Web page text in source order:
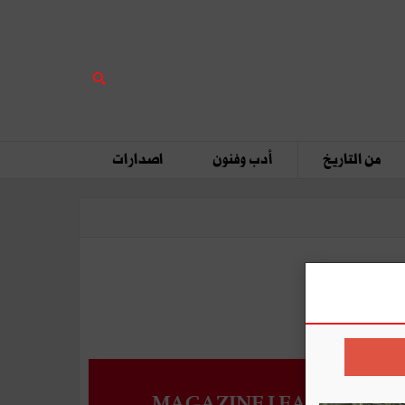
من التاريخ أدب وفنون اصدارات